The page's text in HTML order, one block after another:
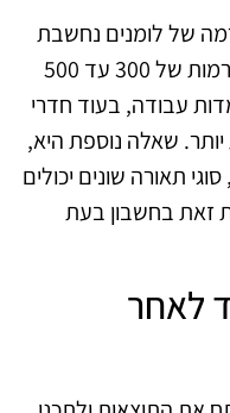
של לומנים נחשבת
לאופטימלית למשרד? בדרך כלל, רמות של 300 עד 500
עבודה, בעוד חדרי
יותר. שאלה נוספת היא,
תאורה שונים יכולים
זאת בחשבון בעת
לאחר